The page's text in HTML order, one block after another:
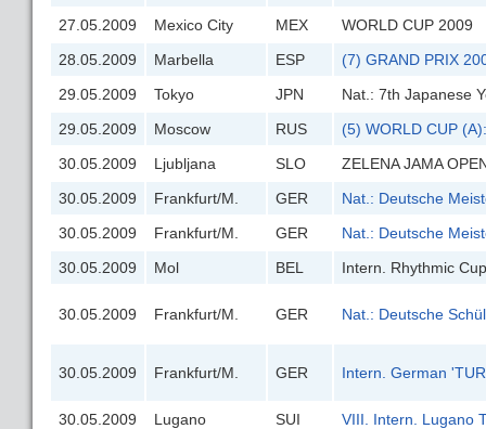
27.05.2009 Mexico City MEX
WORLD CUP 2009
28.05.2009
Marbella ESP
(7) GRAND PRIX
29.05.2009
Tokyo JPN
Nat.: 7th Japanese
29.05.2009
Moscow RUS
(5) WORLD CUP
30.05.2009
Ljubljana SLO
ZELENA JAMA
30.05.2009
Frankfurt/M. GER
Nat.: Deutsche
30.05.2009
Frankfurt/M. GER
Nat.: Deutsche
30.05.2009
Mol BEL Intern. Rhythmic
30.05.2009 Frankfurt/M. GER Nat.: Deutsche
30.05.2009 Frankfurt/M. GER Intern. German
30.05.2009 Lugano SUI VIII. Intern. Lugano